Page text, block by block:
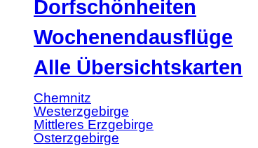
Dorfschönheiten
Wochenendausflüge
Alle Übersichtskarten
Chemnitz
Westerzgebirge
Mittleres Erzgebirge
Osterzgebirge